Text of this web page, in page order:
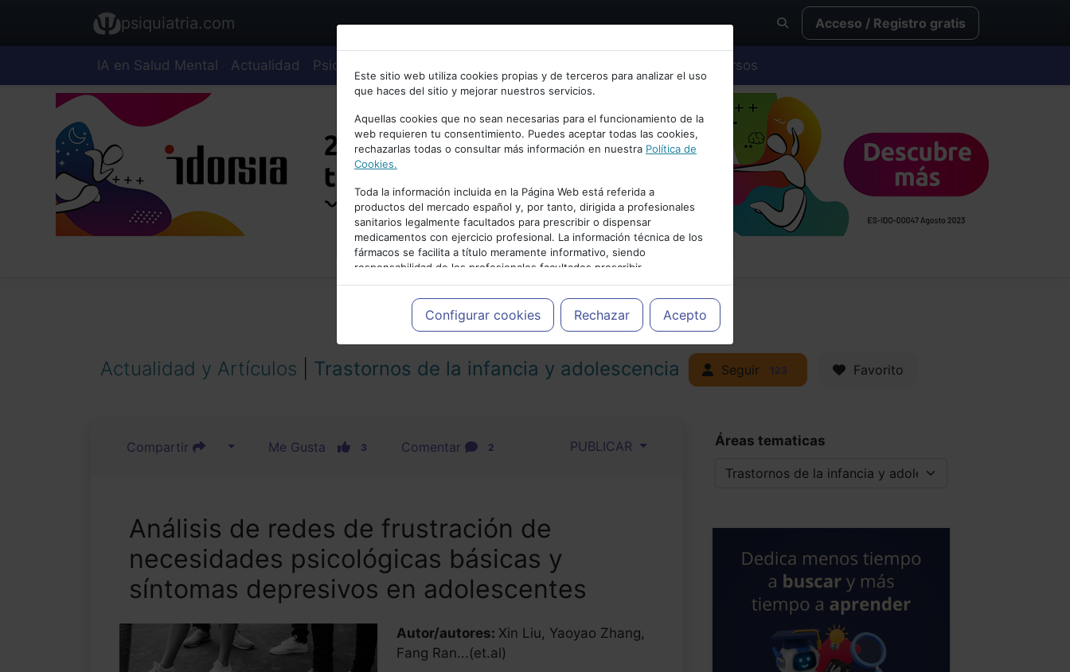
Bienvenid@ a psiquiatria.com
Escribe tu Email
Accede o regístrate con tu email.
Cancelar
psiquiatria.com Acceso / Registro gratis
IA en Salud Mental Actualidad Psiquiatría Cursos
Este sitio web utiliza cookies propias y de terceros para analizar el uso
que haces del sitio y mejorar nuestros servicios.
Aquellas cookies que no sean necesarias para el funcionamiento de la
web requieren tu consentimiento. Puedes aceptar todas las cookies,
rechazarlas todas o consultar más información en nuestra Política de
Cookies.
Toda la información incluida en la Página Web está referida a
productos del mercado español y, por tanto, dirigida a profesionales
sanitarios legalmente facultados para prescribir o dispensar
medicamentos con ejercicio profesional. La información técnica de los
fármacos se facilita a título meramente informativo, siendo
responsabilidad de los profesionales facultados prescribir
medicamentos y decidir, en cada caso concreto, el tratamiento más
adecuado a las necesidades del paciente.
Configurar cookies Rechazar Acepto
PUBLICIDAD
Actualidad y Artículos Trastornos de la infancia y adolescencia Seguir 123 Favorito
Compartir Me Gusta 3 Comentar 2 PUBLICAR
Análisis de redes de frustración de
necesidades psicológicas básicas y
síntomas depresivos en adolescentes
Autor/autores: Xin Liu, Yaoyao Zhang,
Fang Ran...(et.al)
Áreas tematicas